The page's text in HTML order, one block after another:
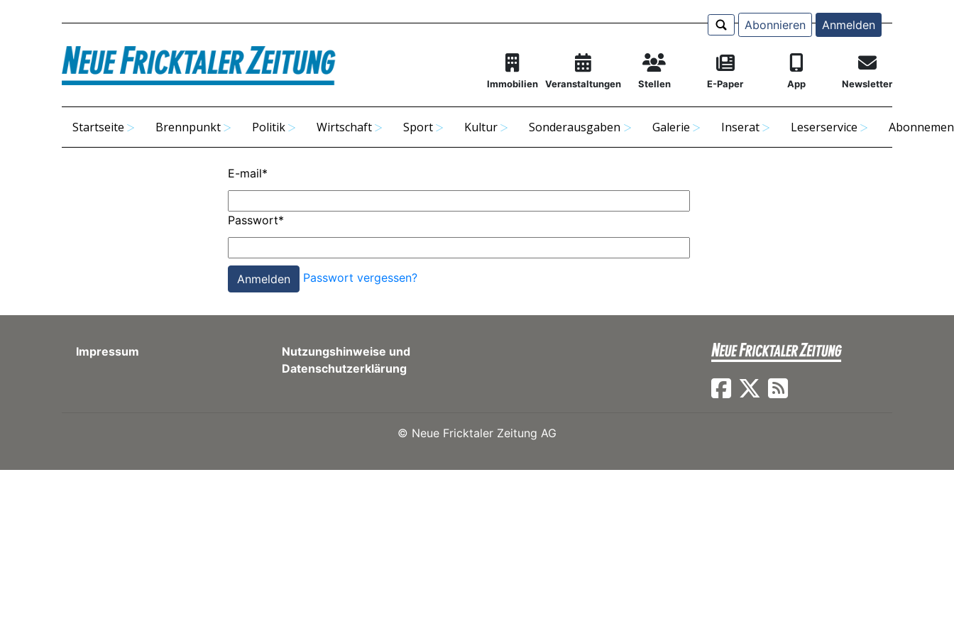
Abonnieren Anmelden
Immobilien Veranstaltungen Stellen E-Paper App Newsletter
Startseite Brennpunkt Politik Wirtschaft Sport Kultur Sonderausgaben Galerie Inserat Leserservice
E-mail*
Passwort*
Passwort vergessen?
Impressum
Nutzungshinweise und
Datenschutzerklärung
© Neue Fricktaler Zeitung AG